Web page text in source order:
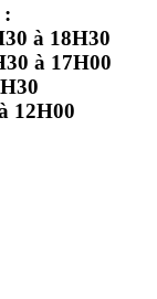
:
à 18H30
à 17H00
12H00